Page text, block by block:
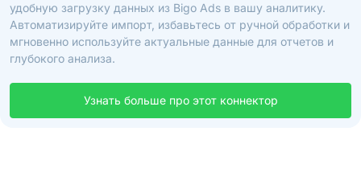
удобную загрузку данных из Bigo Ads в вашу аналитику.
Автоматизируйте импорт, избавьтесь от ручной обработки и
мгновенно используйте актуальные данные для отчетов и
глубокого анализа.
Узнать больше про этот коннектор